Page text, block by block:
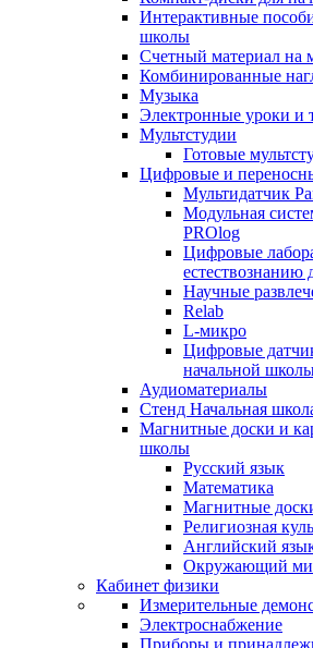
Интерактивные
школы
Счетный материал на
Комбинированные
Музыка
Электронные уроки и
Мультстудии
Готовые
Цифровые и
Мультидатчик
Модульная
PROlog
Цифровые
естествознанию
Научные
Relab
L-микро
Цифровые
начальной
Аудиоматериалы
Стенд Начальная
Магнитные доски и
школы
Русский язык
Математика
Магнитные
Религиозная
Английский
Окружающий
Кабинет физики
Измерительные
Электроснабжение